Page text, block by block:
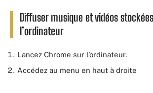
Diffuser musique et vidéos
l’ordinateur
Lancez Chrome sur l’ordinateur.
Accédez au menu en haut à droite